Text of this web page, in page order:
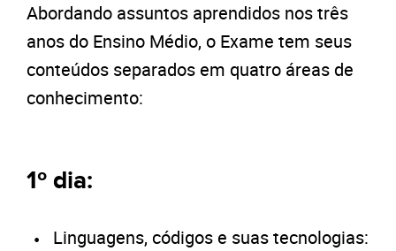
Abordando assuntos aprendidos nos três
anos do Ensino Médio, o Exame tem seus
conteúdos separados em quatro áreas de
conhecimento:
1º dia:
Linguagens, códigos e suas tecnologias: